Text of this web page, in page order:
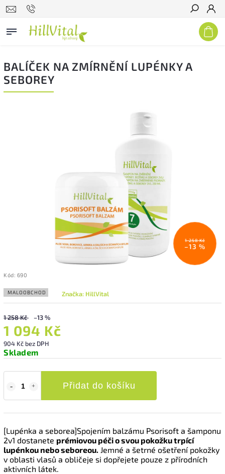
Hledat
BALÍČEK NA ZMÍRNĚNÍ LUPÉNKY A
SEBOREY
1 258 Kč
–13 %
Kód: 690
MALOOBCHOD Značka: HillVital
1 258 Kč –13 %
1 094 Kč
904 Kč bez DPH
Skladem
Přidat do košíku
[Lupénka a seborea]Spojením balzámu Psorisoft a šamponu
2v1 dostanete prémiovou péči o svou pokožku trpící
lupénkou nebo seboreou. Jemné a šetrné ošetření pokožky
v oblasti vlasů a obličeje si dopřejete pouze z přírodních
aktivních látek.